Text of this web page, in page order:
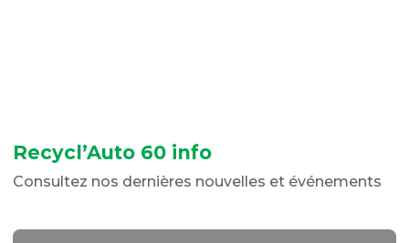
Recycl’Auto 60 info
Consultez nos dernières nouvelles et événements